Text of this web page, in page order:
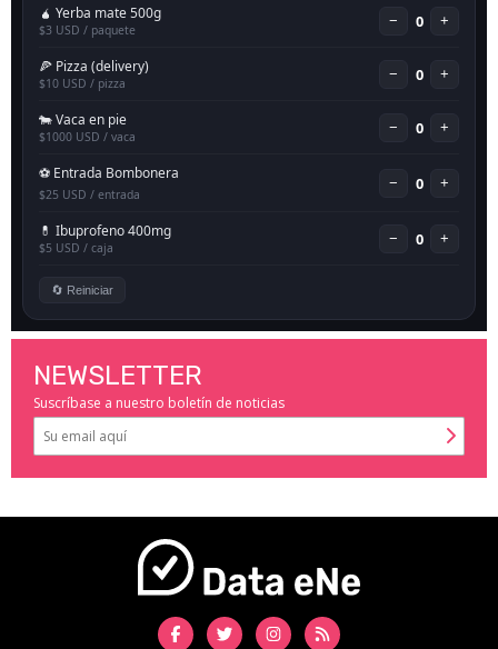
NEWSLETTER
Suscríbase a nuestro boletín de noticias